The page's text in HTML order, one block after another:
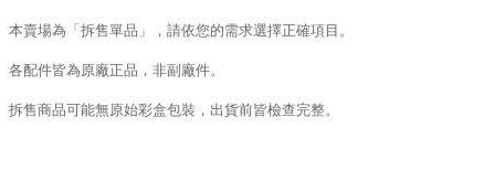
本賣場為「拆售單品」，請依您的需求選擇正確項目。
各配件皆為原廠正品，非副廠件。
拆售商品可能無原始彩盒包裝，出貨前皆檢查完整。